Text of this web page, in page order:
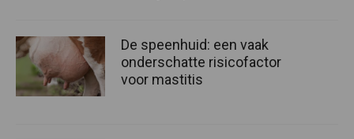
De speenhuid: een vaak
onderschatte risicofactor
voor mastitis